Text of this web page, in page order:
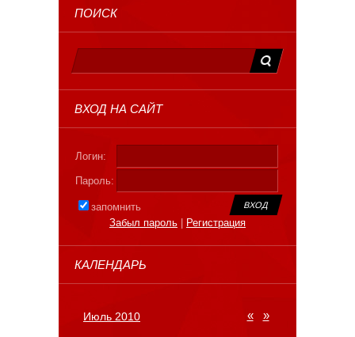
ПОИСК
ВХОД НА САЙТ
Логин:
Пароль:
запомнить
Забыл пароль
Регистрация
КАЛЕНДАРЬ
«
Июль 2010 »